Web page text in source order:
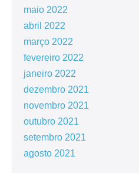
maio 2022
abril 2022
março 2022
fevereiro 2022
janeiro 2022
dezembro 2021
novembro 2021
outubro 2021
setembro 2021
agosto 2021